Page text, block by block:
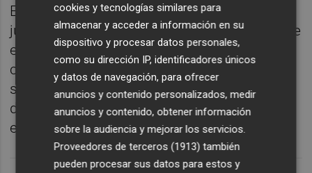
El resultado inmediato de este enésimo
juego malabar tiene como consecuencia que
el próximo curso el primero seguirá
compitiendo en
Primera Federación
segundo tendrá que ganarse ahora el
derecho a participar en ella exclusivamente
en el césped de aquí a junio.
cookies y tecnologías similares para
almacenar y acceder a información en su
dispositivo y procesar datos personales,
como su dirección IP, identificadores únicos
y datos de navegación, para ofrecer
anuncios y contenido personalizados, medir
anuncios y contenido, obtener información
sobre la audiencia y mejorar los servicios.
Proveedores de terceros (1913) también
pueden procesar sus datos para estos y